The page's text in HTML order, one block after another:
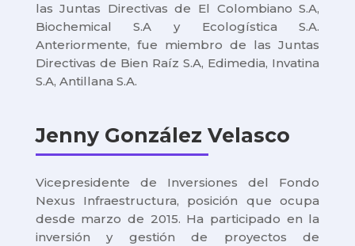
las Juntas Directivas de El Colombiano S.A,
Biochemical S.A y Ecologística S.A.
Anteriormente, fue miembro de las Juntas
Directivas de Bien Raíz S.A, Edimedia, Invatina
S.A, Antillana S.A.
Jenny González Velasco
Vicepresidente de Inversiones del Fondo
Nexus Infraestructura, posición que ocupa
desde marzo de 2015. Ha participado en la
inversión y gestión de proyectos de